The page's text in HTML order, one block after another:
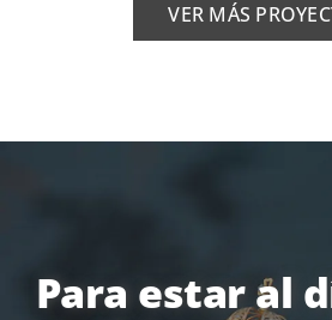
VER MÁS
Para estar al